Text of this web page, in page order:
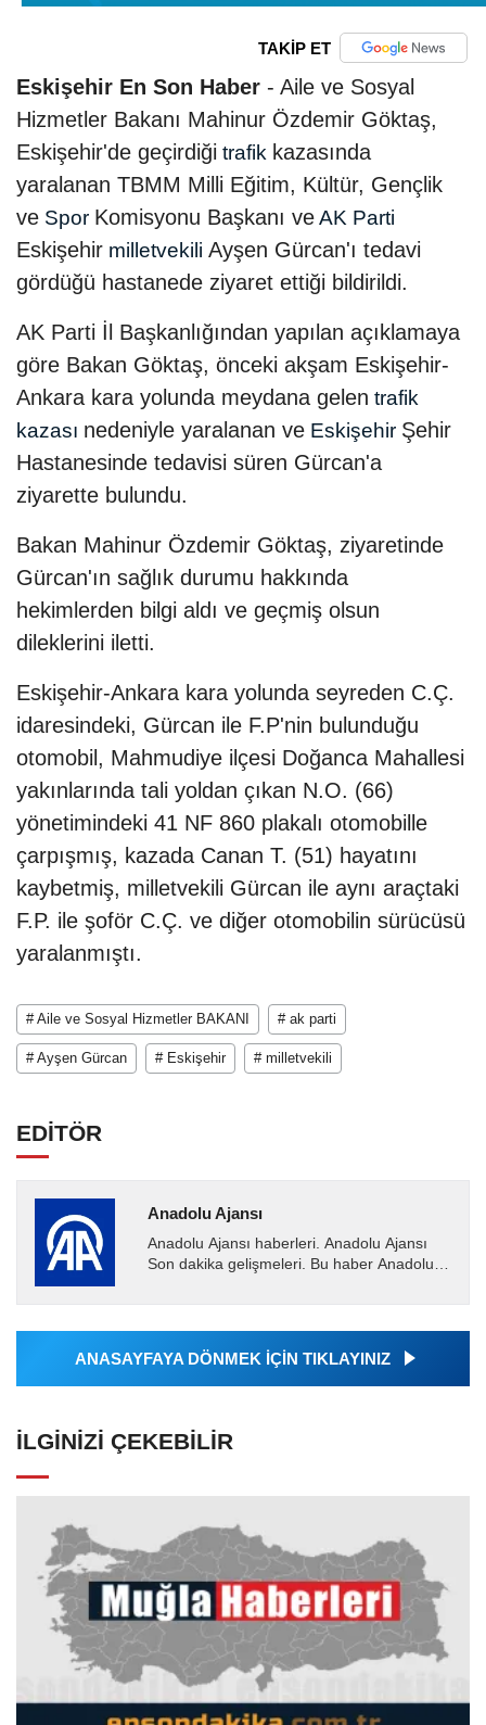
TAKİP ET
Eskişehir En Son Haber - Aile ve Sosyal
Hizmetler Bakanı Mahinur Özdemir Göktaş,
Eskişehir'de geçirdiği trafik kazasında
yaralanan TBMM Milli Eğitim, Kültür, Gençlik
ve Spor Komisyonu Başkanı veAK Parti
Eskişehir milletvekili Ayşen Gürcan'ı tedavi
gördüğü hastanede ziyaret ettiği bildirildi.
AK Parti İl Başkanlığından yapılan açıklamaya
göre Bakan Göktaş, önceki akşam Eskişehir-
Ankara kara yolunda meydana gelen trafik
kazası nedeniyle yaralanan ve Eskişehir Şehir
Hastanesinde tedavisi süren Gürcan'a
ziyarette bulundu.
Bakan Mahinur Özdemir Göktaş, ziyaretinde
Gürcan'ın sağlık durumu hakkında
hekimlerden bilgi aldı ve geçmiş olsun
dileklerini iletti.
Eskişehir-Ankara kara yolunda seyreden C.Ç.
idaresindeki, Gürcan ile F.P'nin bulunduğu
otomobil, Mahmudiye ilçesi Doğanca Mahallesi
yakınlarında tali yoldan çıkan N.O. (66)
yönetimindeki 41 NF 860 plakalı otomobille
çarpışmış, kazada Canan T. (51) hayatını
kaybetmiş, milletvekili Gürcan ile aynı araçtaki
F.P. ile şoför C.Ç. ve diğer otomobilin sürücüsü
yaralanmıştı.
# Aile ve Sosyal Hizmetler BAKANI # ak parti
# Ayşen Gürcan # Eskişehir # milletvekili
EDİTÖR
Anadolu Ajansı
Anadolu Ajansı haberleri. Anadolu Ajansı
Son dakika gelişmeleri. Bu haber Anadolu
Ajansı tarafından...
ANASAYFAYA DÖNMEK İÇİN TIKLAYINIZ
İLGINIZI ÇEKEBILIR